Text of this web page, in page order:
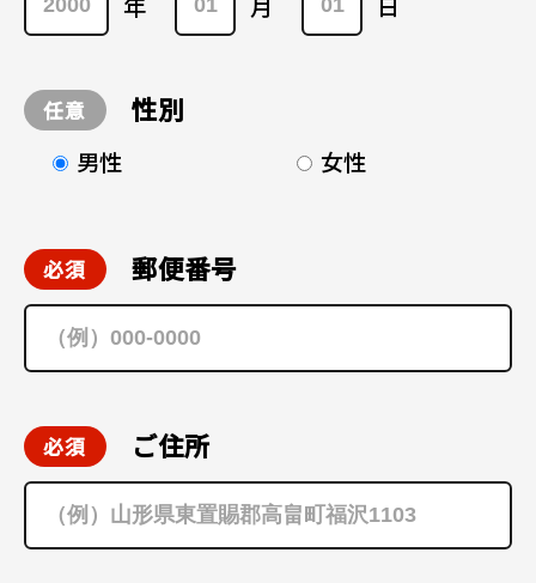
性別
男性 女性
郵便番号
ご住所